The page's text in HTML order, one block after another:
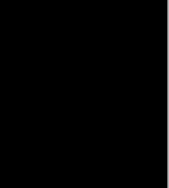
artist (u))
musica